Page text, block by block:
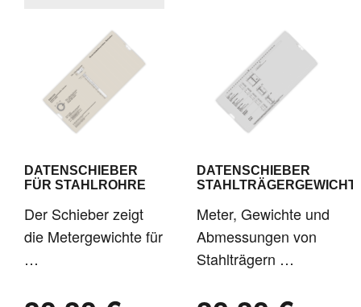
DATENSCHIEBER
FÜR STAHLROHRE
Der Schieber zeigt
die Metergewichte für
…
DATENSCHIEBER
Meter, Gewichte und
Abmessungen von
Stahlträgern …